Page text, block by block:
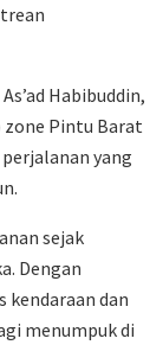
Habibuddin,
zone Pintu Barat
yang
sejak
Dengan
kendaraan dan
menumpuk di